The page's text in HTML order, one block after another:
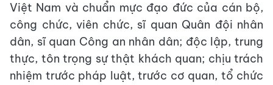
Việt Nam và chuẩn mực đạo đức của cán bộ,
công chức, viên chức, sĩ quan Quân đội nhân
dân, sĩ quan Công an nhân dân; độc lập, trung
thực, tôn trọng sự thật khách quan; chịu trách
nhiệm trước pháp luật, trước cơ quan, tổ chức